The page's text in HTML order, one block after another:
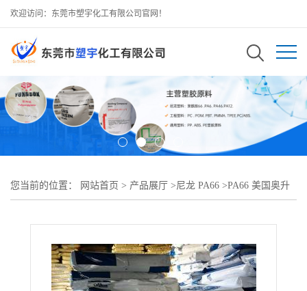
欢迎访问：东莞市塑宇化工有限公司官网！
您当前的位置： 网站首页 > 产品展厅 >尼龙 PA66 >PA66 美国奥升